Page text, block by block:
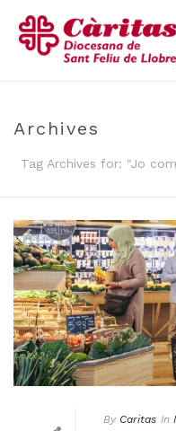
Archives
Tag Archives for: "Jo
By Caritas In